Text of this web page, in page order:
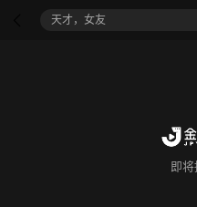
八仙！
即